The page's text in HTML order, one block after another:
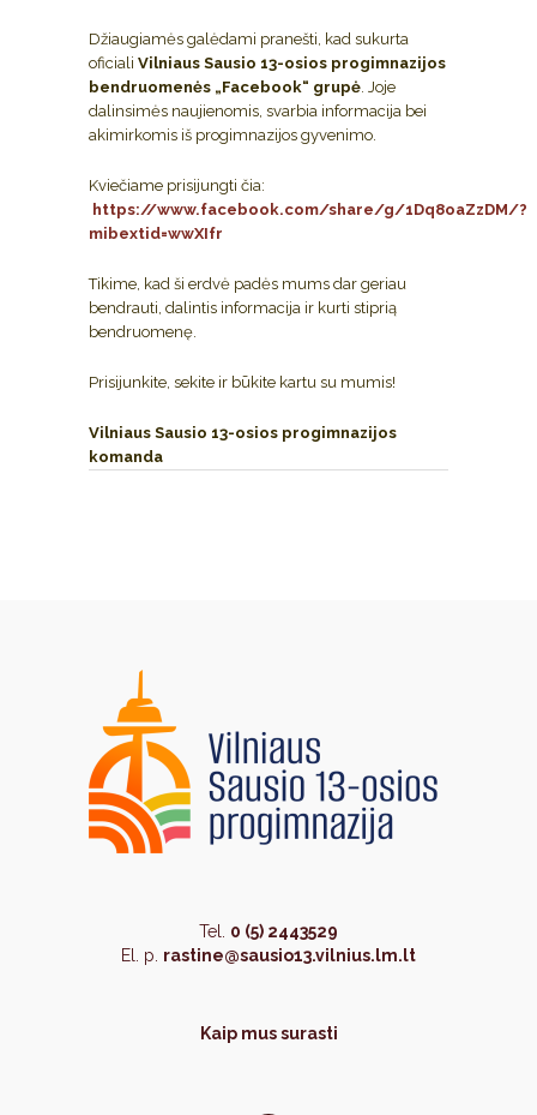
Džiaugiamės galėdami pranešti, kad sukurta
oficiali Vilniaus Sausio 13-osios progimnazijos
bendruomenės „Facebook“ grupė. Joje
dalinsimės naujienomis, svarbia informacija bei
akimirkomis iš progimnazijos gyvenimo.
Kviečiame prisijungti čia:
https://www.facebook.com/share/g/1Dq8oaZzDM/?
mibextid=wwXIfr
Tikime, kad ši erdvė padės mums dar geriau
bendrauti, dalintis informacija ir kurti stiprią
bendruomenę.
Prisijunkite, sekite ir būkite kartu su mumis!
Vilniaus Sausio 13-osios progimnazijos
komanda
Tel. 0 (5) 2443529
El. p. rastine@sausio13.vilnius.lm.lt
Kaip mus surasti